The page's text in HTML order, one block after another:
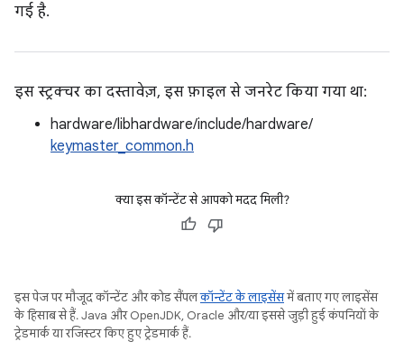
गई है.
इस स्ट्रक्चर का दस्तावेज़, इस फ़ाइल से जनरेट किया गया था:
hardware/libhardware/include/hardware/
keymaster_common.h
क्या इस कॉन्टेंट से आपको मदद मिली?
इस पेज पर मौजूद कॉन्टेंट और कोड सैंपलकॉन्टेंट के लाइसेंसमें बताए गए लाइसेंस
के हिसाब से हैं. Java और OpenJDK, Oracle और/या इससे जुड़ी हुई कंपनियों के
ट्रेडमार्क या रजिस्टर किए हुए ट्रेडमार्क हैं.